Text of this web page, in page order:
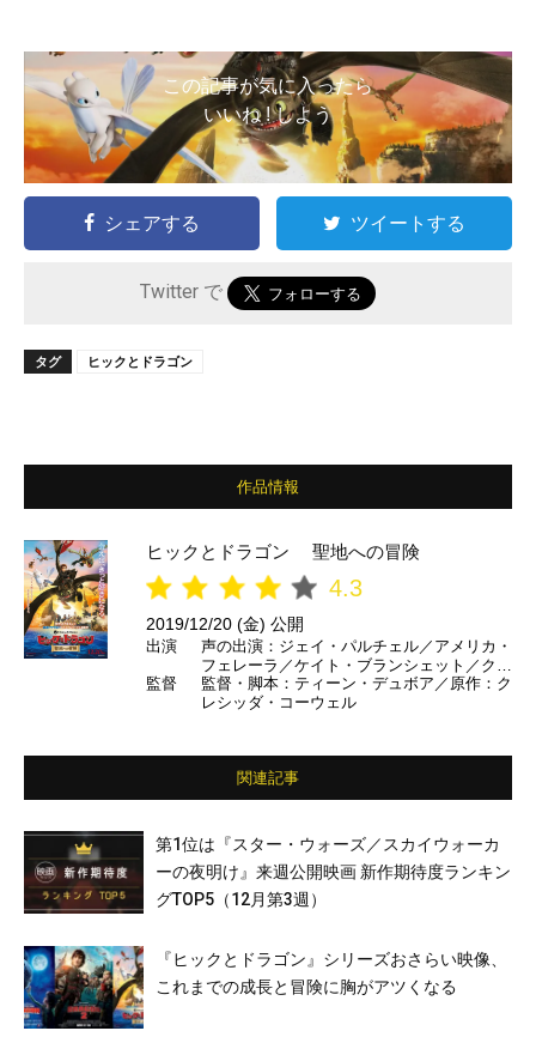
この記事が気に入ったら
いいね ! しよう
シェアする ツイートする
Twitter で
タグ ヒックとドラゴン
作品情報
ヒックとドラゴン 聖地への冒険
4.3
2019/12/20 (金) 公開
出演
声の出演：ジェイ・パルチェル／アメリカ・
フェレーラ／ケイト・ブランシェット／クレ
イク・ファーガソン／F・マーレイ・エイブ
ラハム ほか （日本語吹き替え）田谷隼／
監督
監督・脚本：ティーン・デュボア／原作：ク
レシッダ・コーウェル
関連記事
第1位は『スター・ウォーズ／スカイウォーカ
ーの夜明け』来週公開映画 新作期待度ランキン
グTOP5（12月第3週）
『ヒックとドラゴン』シリーズおさらい映像、
これまでの成長と冒険に胸がアツくなる